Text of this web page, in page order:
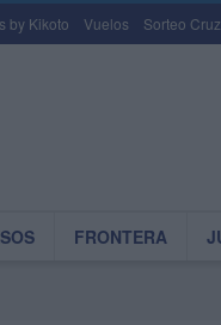
by Kikoto Vuelos Sorteo
FRONTERA